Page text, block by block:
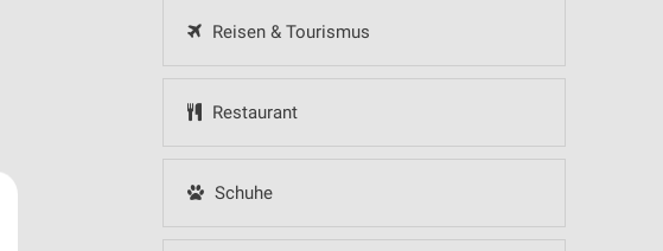
Reisen & Tourismus
Restaurant
Schuhe